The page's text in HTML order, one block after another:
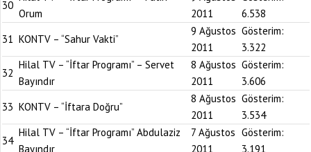
30
Orum
2011
6.538
31 KONTV – “Sahur Vakti”
9 Ağustos
2011
Gösterim:
3.322
32
Hilal TV – “İftar Programı” – Servet
Bayındır
8 Ağustos
2011
Gösterim:
3.606
33 KONTV – “İftara Doğru”
8 Ağustos
2011
Gösterim:
3.534
34
Hilal TV – “İftar Programı” Abdulaziz
Bayındır
7 Ağustos
2011
Gösterim:
3.191